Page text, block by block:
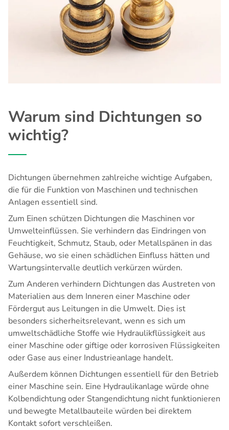
Warum sind Dichtungen so
wichtig?
Dichtungen übernehmen zahlreiche wichtige Aufgaben,
die für die Funktion von Maschinen und technischen
Anlagen essentiell sind.
Zum Einen schützen Dichtungen die Maschinen vor
Umwelteinflüssen. Sie verhindern das Eindringen von
Feuchtigkeit, Schmutz, Staub, oder Metallspänen in das
Gehäuse, wo sie einen schädlichen Einfluss hätten und
Wartungsintervalle deutlich verkürzen würden.
Zum Anderen verhindern Dichtungen das Austreten von
Materialien aus dem Inneren einer Maschine oder
Fördergut aus Leitungen in die Umwelt. Dies ist
besonders sicherheitsrelevant, wenn es sich um
umweltschädliche Stoffe wie Hydraulikflüssigkeit aus
einer Maschine oder giftige oder korrosiven Flüssigkeiten
oder Gase aus einer Industrieanlage handelt.
Außerdem können Dichtungen essentiell für den Betrieb
einer Maschine sein. Eine Hydraulikanlage würde ohne
Kolbendichtung oder Stangendichtung nicht funktionieren
und bewegte Metallbauteile würden bei direktem
Kontakt sofort verschleißen.